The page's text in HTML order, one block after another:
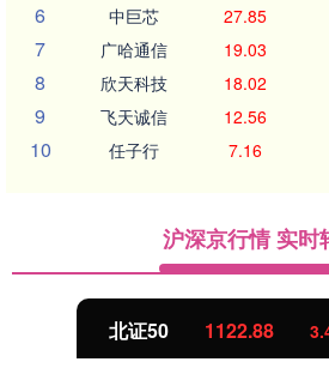
6 中巨芯 27.85
7 广哈通信 19.03
8 欣天科技 18.02
9 飞天诚信 12.56
10 任子行 7.16
沪深京行情 实时
北证50 1122.88